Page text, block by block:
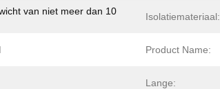
van niet meer dan 10
Isolatiemateriaal:
Product Name:
Lange: